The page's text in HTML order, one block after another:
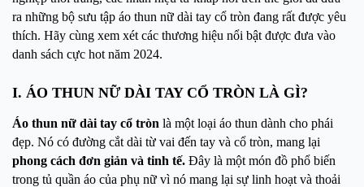
ra những bộ sưu tập áo thun nữ dài tay cổ tròn đang rất được yêu
thích. Hãy cùng xem xét các thương hiệu nổi bật được đưa vào
danh sách cực hot năm 2024.
I. ÁO THUN NỮ DÀI TAY CỔ TRÒN LÀ GÌ?
Áo thun nữ dài tay cổ tròn là một loại áo thun dành cho phái
đẹp. Nó có đường cắt dài từ vai đến tay và cổ tròn, mang lại
phong cách đơn giản và tinh tế. Đây là một món đồ phổ biến
trong tủ quần áo của phụ nữ vì nó mang lại sự linh hoạt và thoải